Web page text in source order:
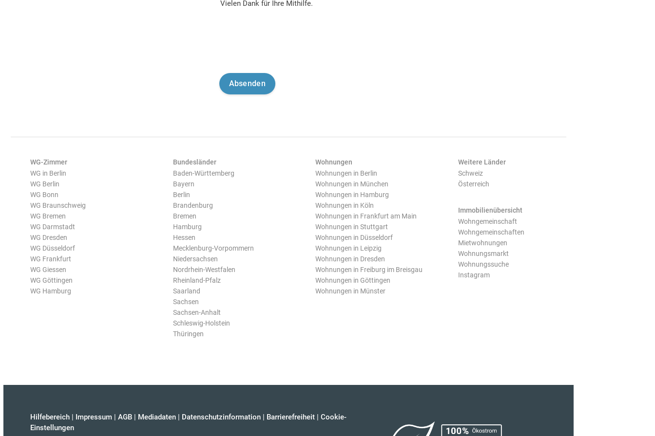
Vielen Dank für Ihre Mithilfe.
WG-Zimmer
WG in Berlin
WG Berlin
WG Bonn
WG Braunschweig
WG Bremen
WG Darmstadt
WG Dresden
WG Düsseldorf
WG Frankfurt
WG Giessen
WG Göttingen
WG Hamburg
Bundesländer
Baden-Württemberg
Bayern
Berlin
Brandenburg
Bremen
Hamburg
Hessen
Mecklenburg-Vorpommern
Niedersachsen
Nordrhein-Westfalen
Rheinland-Pfalz
Saarland
Sachsen
Sachsen-Anhalt
Schleswig-Holstein
Thüringen
Wohnungen
Wohnungen in Berlin
Wohnungen in München
Wohnungen in Hamburg
Wohnungen in Köln
Wohnungen in Frankfurt am Main
Wohnungen in Stuttgart
Wohnungen in Düsseldorf
Wohnungen in Leipzig
Wohnungen in Dresden
Wohnungen in Freiburg im Breisgau
Wohnungen in Göttingen
Wohnungen in Münster
Weitere Länder
Schweiz
Österreich
Immobilienübersicht
Wohngemeinschaft
Wohngemeinschaften
Mietwohnungen
Wohnungsmarkt
Wohnungssuche
Instagram
Hilfebereich | Impressum | AGB | Mediadaten | Datenschutzinformation | Barrierefreiheit | Cookie-
Einstellungen